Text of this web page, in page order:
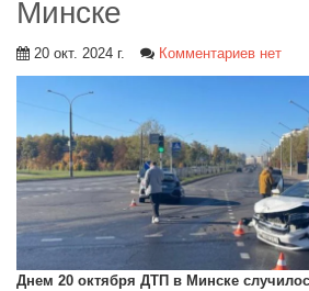
Минске
20 окт. 2024 г. Комментариев нет
Днем 20 октября ДТП в Минске